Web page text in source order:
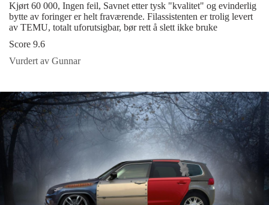
Kjørt 60 000, Ingen feil, Savnet etter tysk "kvalitet" og evinderlig
bytte av foringer er helt fraværende. Filassistenten er trolig levert
av TEMU, totalt uforutsigbar, bør rett å slett ikke bruke
Score 9.6
Vurdert av Gunnar